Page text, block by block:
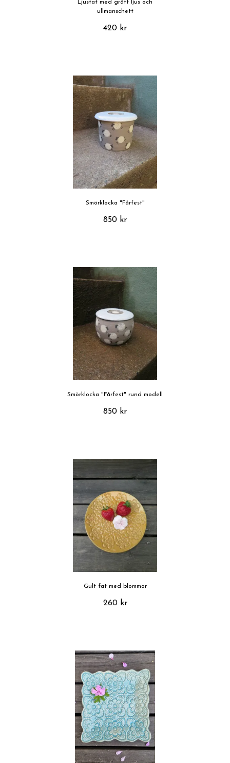
Ljusfat med grått ljus och
ullmanschett
420 kr
Smörklocka "Fårfest"
850 kr
Smörklocka "Fårfest" rund modell
850 kr
Gult fat med blommor
260 kr